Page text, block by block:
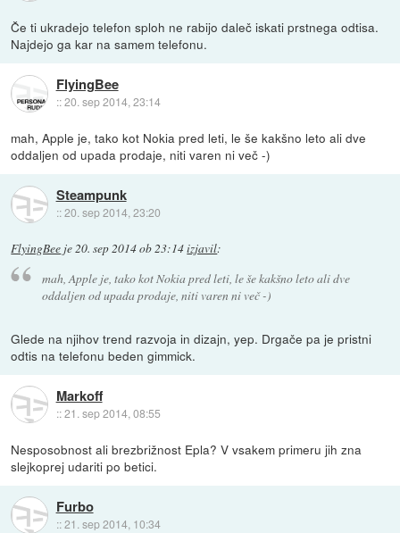
Če ti ukradejo telefon sploh ne rabijo daleč iskati prstnega odtisa.
Najdejo ga kar na samem telefonu.
FlyingBee
::20. sep 2014, 23:14
mah, Apple je, tako kot Nokia pred leti, le še kakšno leto ali dve
oddaljen od upada prodaje, niti varen ni več -)
Steampunk
::20. sep 2014, 23:20
FlyingBee je20. sep 2014 ob 23:14izjavil:
mah, Apple je, tako kot Nokia pred leti, le še kakšno leto ali dve
oddaljen od upada prodaje, niti varen ni več -)
Glede na njihov trend razvoja in dizajn, yep. Drgače pa je pristni
odtis na telefonu beden gimmick.
Markoff
::21. sep 2014, 08:55
Nesposobnost ali brezbrižnost Epla? V vsakem primeru jih zna
slejkoprej udariti po betici.
Furbo
::21. sep 2014, 10:34